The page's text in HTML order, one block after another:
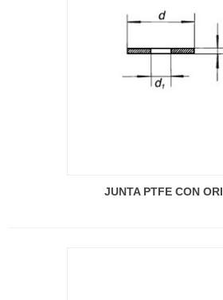
JUNTA PTFE CON